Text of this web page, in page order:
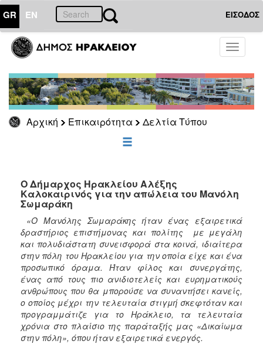
GR EN ΕΙΣΟΔΟΣ
Toggle
Αρχική Επικαιρότητα Δελτία Τύπου
ΕΠΙΚΑΙΡΟΤΗΤΑ
Τύπου
Αρχείο
ΕΠΙΣΚΕΠΤΗΣ
ΗΡΑΚΛΕΙΟ
Ο Δήμαρχος Ηρακλείου Αλέξης
Καλοκαιρινός για την απώλεια του Μανόλη
Σωμαράκη
«Ο Μανόλης Σωμαράκης ήταν ένας εξαιρετικά
δραστήριος επιστήμονας και πολίτης με μεγάλη
και πολυδιάστατη συνεισφορά στα κοινά, ιδιαίτερα
στην πόλη του Ηρακλείου για την οποία είχε και ένα
προσωπικό όραμα. Ήταν φίλος και συνεργάτης,
ένας από τους πιο ανιδιοτελείς και ευρηματικούς
ανθρώπους που θα μπορούσε να συναντήσει κανείς,
ο οποίος μέχρι την τελευταία στιγμή σκεφτόταν και
προγραμμάτιζε για το Ηράκλειο, τα τελευταία
χρόνια στο πλαίσιο της παράταξής μας «Δικαίωμα
στην πόλη», όπου ήταν εξαιρετικά ενεργός.